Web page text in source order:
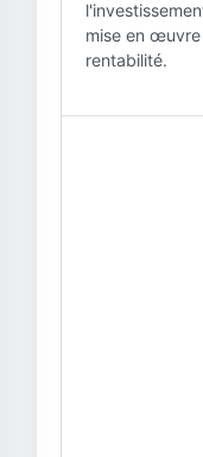
mise en
rentabilité.